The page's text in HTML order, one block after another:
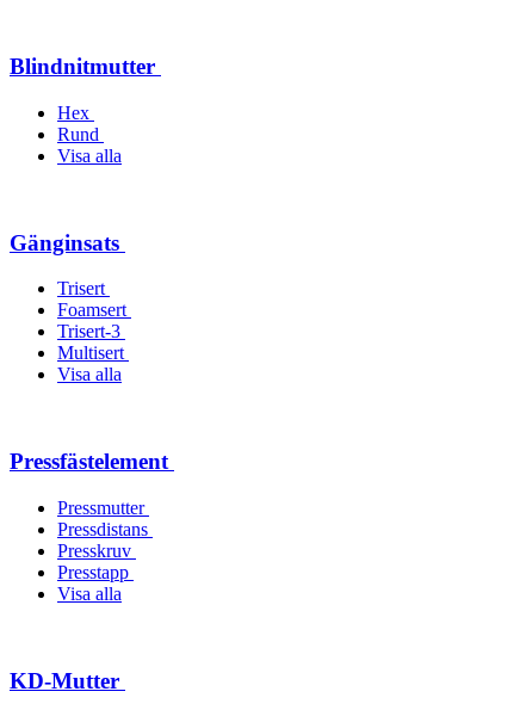
Blindnitmutter
Hex
Rund
Visa alla
Gänginsats
Trisert
Foamsert
Trisert-3
Multisert
Visa alla
Pressfästelement
Pressmutter
Pressdistans
Presskruv
Presstapp
Visa alla
KD-Mutter